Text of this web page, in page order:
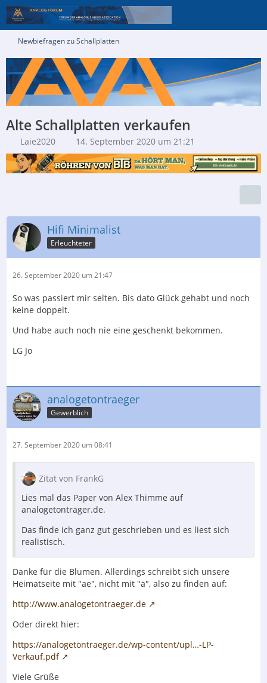
Newbiefragen zu Schallplatten
Alte Schallplatten verkaufen
Laie2020 14. September 2020 um 21:21
Hifi Minimalist
Erleuchteter
26. September 2020 um 21:47
So was passiert mir selten. Bis dato Glück gehabt und noch
keine doppelt.
Und habe auch noch nie eine geschenkt bekommen.
LG Jo
analogetontraeger
Gewerblich
27. September 2020 um 08:41
Zitat von FrankG
Lies mal das Paper von Alex Thimme auf
analogetonträger.de.
Das finde ich ganz gut geschrieben und es liest sich
realistisch.
Danke für die Blumen. Allerdings schreibt sich unsere
Heimatseite mit "ae", nicht mit "ä", also zu finden auf:
http://www.analogetontraeger.de
Oder direkt hier:
https://analogetontraeger.de/wp-content/upl…-LP-
Verkauf.pdf
Viele Grüße